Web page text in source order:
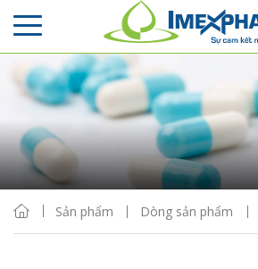
Sản phẩm Dòng sản phẩm
Sắp xếp
Hiển thị